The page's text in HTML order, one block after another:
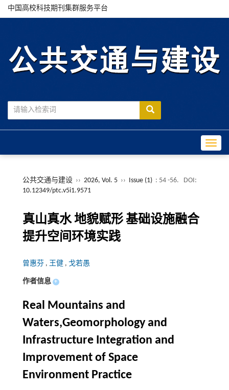
中国高校科技期刊集群服务平台
公共交通与建设 ›› 2026, Vol. 5 ›› Issue (1) : 54 -56.
DOI:
10.12349/ptc.v5i1.9571
真山真水 地貌赋形 基础设施融合
提升空间环境实践
曾惠芬 , 王健 , 戈若愚
作者信息 +
Real Mountains and
Waters,Geomorphology and
Infrastructure Integration and
Improvement of Space
Environment Practice